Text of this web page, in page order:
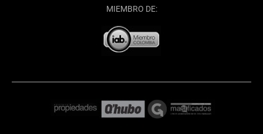
MIEMBRO DE: